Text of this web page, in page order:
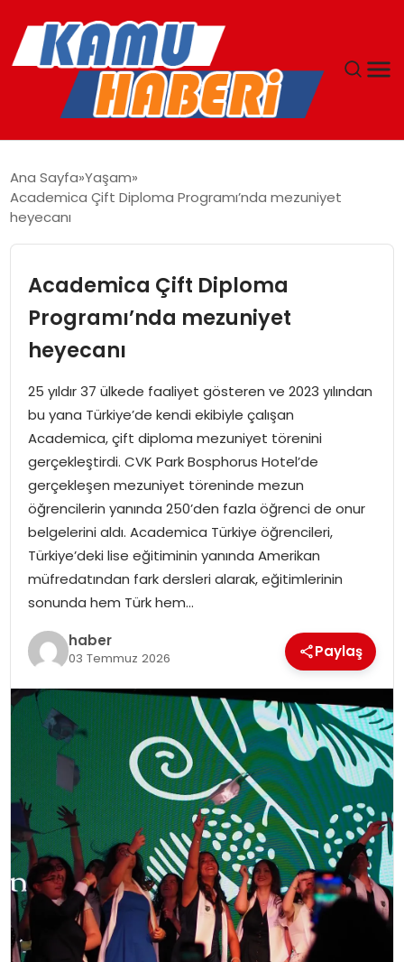
EKONOMI
SPOR
TEKNOLOJI
EĞITIM
GENEL
Ana Sayfa Yaşam
Academica Çift Diploma Programı’nda mezuniyet
heyecanı
Academica Çift Diploma
Programı’nda mezuniyet
heyecanı
25 yıldır 37 ülkede faaliyet gösteren ve 2023 yılından
bu yana Türkiye’de kendi ekibiyle çalışan
Academica, çift diploma mezuniyet törenini
gerçekleştirdi. CVK Park Bosphorus Hotel’de
gerçekleşen mezuniyet töreninde mezun
öğrencilerin yanında 250’den fazla öğrenci de onur
belgelerini aldı. Academica Türkiye öğrencileri,
Türkiye’deki lise eğitiminin yanında Amerikan
müfredatından fark dersleri alarak, eğitimlerinin
sonunda hem Türk hem…
haber
03 Temmuz 2026 Paylaş